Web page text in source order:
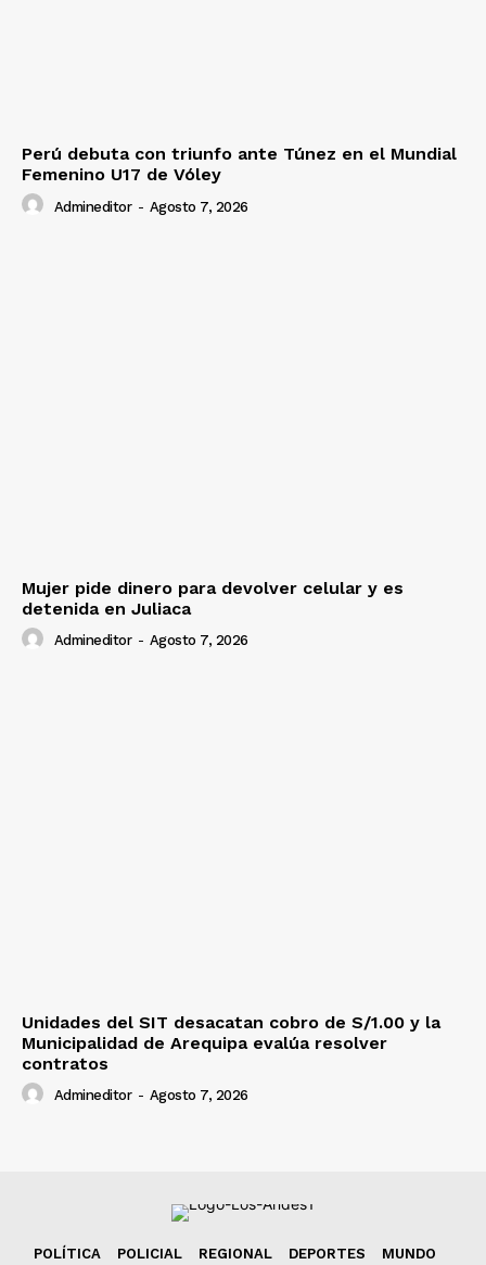
Perú debuta con triunfo ante Túnez en el Mundial
Femenino U17 de Vóley
Admineditor - Agosto 7, 2026
Mujer pide dinero para devolver celular y es
detenida en Juliaca
Admineditor - Agosto 7, 2026
Unidades del SIT desacatan cobro de S/1.00 y la
Municipalidad de Arequipa evalúa resolver
contratos
Admineditor - Agosto 7, 2026
POLÍTICA POLICIAL REGIONAL DEPORTES
MUNDO